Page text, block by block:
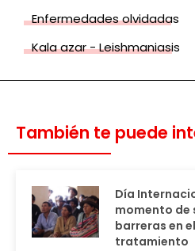
Enfermedades olvidadas
Kala azar - Leishmaniasis
También te puede
Día
momento de
barreras en
tratamiento